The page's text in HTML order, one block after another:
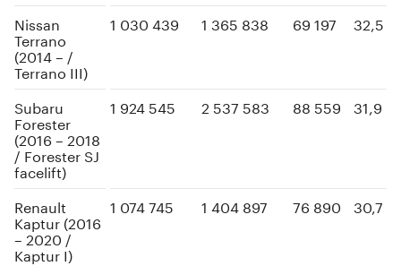
Nissan
Terrano
(2014 – /
Terrano III)
1 030 439 1 365 838 69 197 32,5
Subaru
Forester
(2016 – 2018
/ Forester SJ
facelift)
1 924 545 2 537 583 88 559 31,9
Renault
Kaptur (2016
– 2020 /
Kaptur I)
1 074 745 1 404 897 76 890 30,7